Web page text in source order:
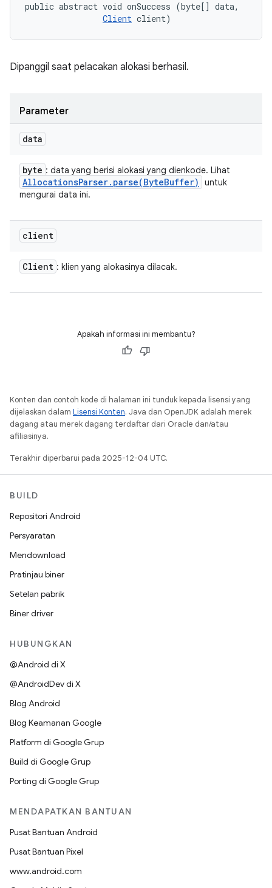
public abstract void onSuccess (byte[] data,
Client client)
Dipanggil saat pelacakan alokasi berhasil.
Parameter
data
byte : data yang berisi alokasi yang dienkode. Lihat
AllocationsParser. parse(ByteBuffer)
untuk
mengurai data ini.
client
Client : klien yang alokasinya dilacak.
Apakah informasi ini membantu?
Konten dan contoh kode di halaman ini tunduk kepada lisensi yang
dijelaskan dalam Lisensi Konten. Java dan OpenJDK adalah merek
dagang atau merek dagang terdaftar dari Oracle dan/atau
afiliasinya.
Terakhir diperbarui pada 2025-12-04 UTC.
BUILD
Repositori Android
Persyaratan
Mendownload
Pratinjau biner
Setelan pabrik
Biner driver
HUBUNGKAN
@Android di X
@AndroidDev di X
Blog Android
Blog Keamanan Google
Platform di Google Grup
Build di Google Grup
Porting di Google Grup
MENDAPATKAN BANTUAN
Pusat Bantuan Android
Pusat Bantuan Pixel
www.android.com